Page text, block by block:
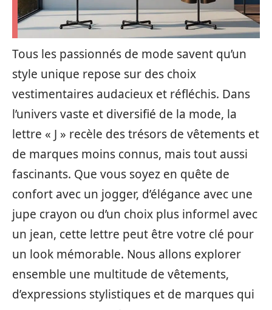
Tous les passionnés de mode savent qu’un
style unique repose sur des choix
vestimentaires audacieux et réfléchis. Dans
l’univers vaste et diversifié de la mode, la
lettre « J » recèle des trésors de vêtements et
de marques moins connus, mais tout aussi
fascinants. Que vous soyez en quête de
confort avec un jogger, d’élégance avec une
jupe crayon ou d’un choix plus informel avec
un jean, cette lettre peut être votre clé pour
un look mémorable. Nous allons explorer
ensemble une multitude de vêtements,
d’expressions stylistiques et de marques qui